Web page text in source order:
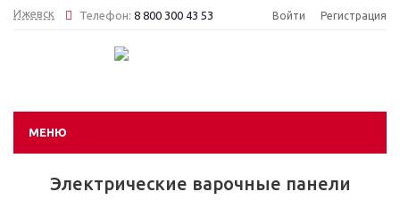
Ижевск Телефон: 8 800 300 43 53 Войти Регистрация
МЕНЮ
Электрические варочные панели